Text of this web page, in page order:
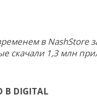
в NashStore
скачали 1,3 млн
DIGITAL